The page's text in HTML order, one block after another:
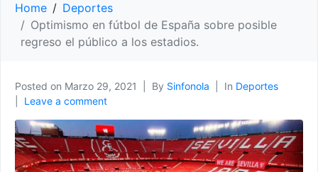
Home
Deportes
Optimismo en fútbol de España sobre posible
regreso el público a los estadios.
Posted on Marzo 29, 2021 By Sinfonola In Deportes
Leave a comment